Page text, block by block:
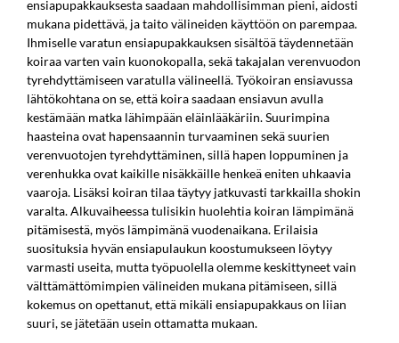
ensiapupakkauksesta saadaan mahdollisimman pieni, aidosti
mukana pidettävä, ja taito välineiden käyttöön on parempaa.
Ihmiselle varatun ensiapupakkauksen sisältöä täydennetään
koiraa varten vain kuonokopalla, sekä takajalan verenvuodon
tyrehdyttämiseen varatulla välineellä. Työkoiran ensiavussa
lähtökohtana on se, että koira saadaan ensiavun avulla
kestämään matka lähimpään eläinlääkäriin. Suurimpina
haasteina ovat hapensaannin turvaaminen sekä suurien
verenvuotojen tyrehdyttäminen, sillä hapen loppuminen ja
verenhukka ovat kaikille nisäkkäille henkeä eniten uhkaavia
vaaroja. Lisäksi koiran tilaa täytyy jatkuvasti tarkkailla shokin
varalta. Alkuvaiheessa tulisikin huolehtia koiran lämpimänä
pitämisestä, myös lämpimänä vuodenaikana. Erilaisia
suosituksia hyvän ensiapulaukun koostumukseen löytyy
varmasti useita, mutta työpuolella olemme keskittyneet vain
välttämättömimpien välineiden mukana pitämiseen, sillä
kokemus on opettanut, että mikäli ensiapupakkaus on liian
suuri, se jätetään usein ottamatta mukaan.